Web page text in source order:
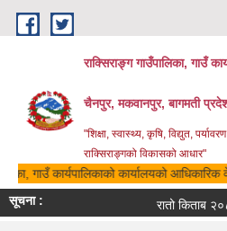
Skip to main content
राक्सिराङ्ग गाउँपालिका, गाउँ
चैनपुर, मकवानपुर, बागमती
"शिक्षा, स्वास्थ्य, कृषि, विद्युत, पर्यावरण
राक्सिराङ्गको विकासको आधार"
गाउँ कार्यपालिकाको कार्यालयको
सूचना :
रातो किताब